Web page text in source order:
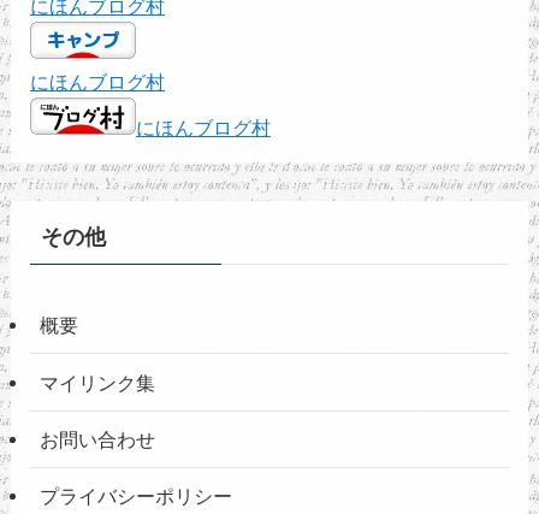
にほんブログ村
にほんブログ村
にほんブログ村
その他
概要
マイリンク集
お問い合わせ
プライバシーポリシー